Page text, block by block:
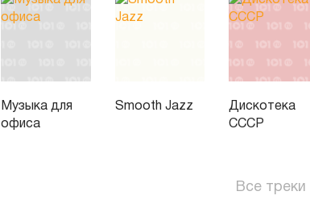
Музыка для
офиса
Smooth Jazz
Дискотека
СССР
Все треки